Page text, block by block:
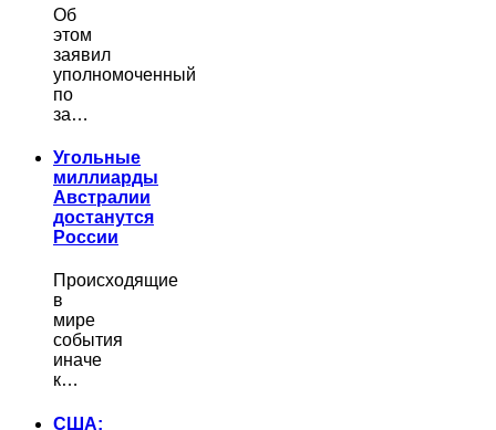
Об
этом
заявил
уполномоченный
по
за…
Угольные
миллиарды
Австралии
достанутся
России
Происходящие
в
мире
события
иначе
к…
США: